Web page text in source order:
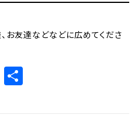
お友達などなどに広めてくださ
Copy
Link